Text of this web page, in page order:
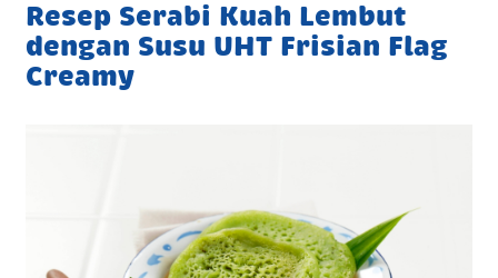
Resep Serabi Kuah Lembut
dengan Susu UHT Frisian Flag
Creamy